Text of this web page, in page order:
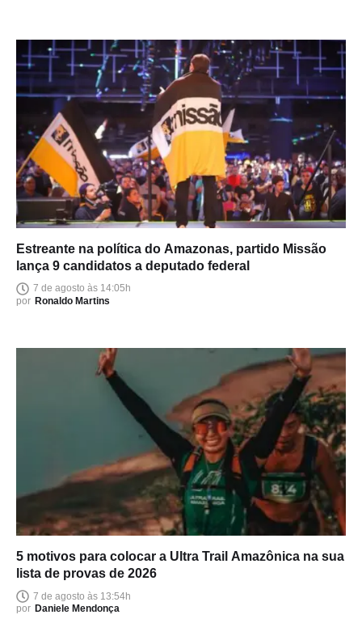
Estreante na política do Amazonas, partido Missão
lança 9 candidatos a deputado federal
7 de agosto às 14:05h
por Ronaldo Martins
5 motivos para colocar a Ultra Trail Amazônica na sua
lista de provas de 2026
7 de agosto às 13:54h
por Daniele Mendonça